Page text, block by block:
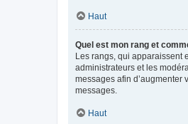
Haut
Quel est mon rang et
Les rangs, qui apparaissent
administrateurs et les
messages afin d’augmenter
messages.
Haut